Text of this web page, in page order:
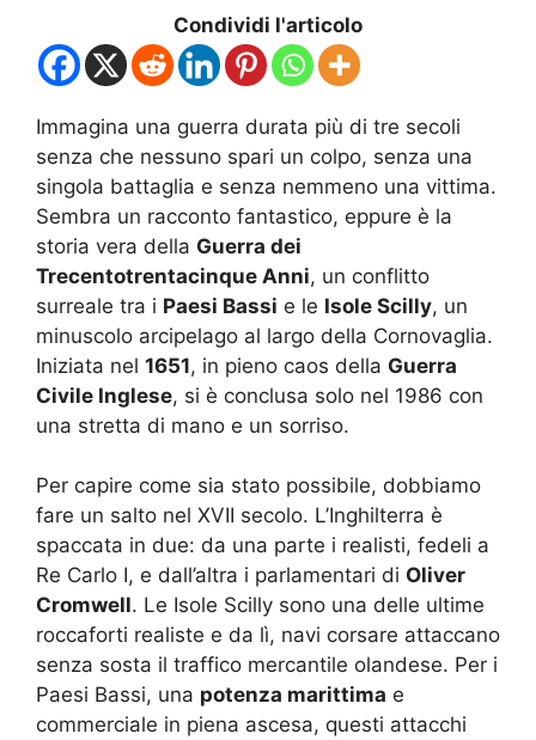
Condividi l'articolo
Immagina una guerra durata più di tre secoli
senza che nessuno spari un colpo, senza una
singola battaglia e senza nemmeno una vittima.
Sembra un racconto fantastico, eppure è la
storia vera della Guerra dei
Trecentotrentacinque Anni, un conflitto
surreale tra i Paesi Bassi e le Isole Scilly, un
minuscolo arcipelago al largo della Cornovaglia.
Iniziata nel 1651, in pieno caos della Guerra
Civile Inglese, si è conclusa solo nel 1986 con
una stretta di mano e un sorriso.
Per capire come sia stato possibile, dobbiamo
fare un salto nel XVII secolo. L’Inghilterra è
spaccata in due: da una parte i realisti, fedeli a
Re Carlo I, e dall’altra i parlamentari di Oliver
Cromwell. Le Isole Scilly sono una delle ultime
roccaforti realiste e da lì, navi corsare attaccano
senza sosta il traffico mercantile olandese. Per i
Paesi Bassi, una potenza marittima e
commerciale in piena ascesa, questi attacchi